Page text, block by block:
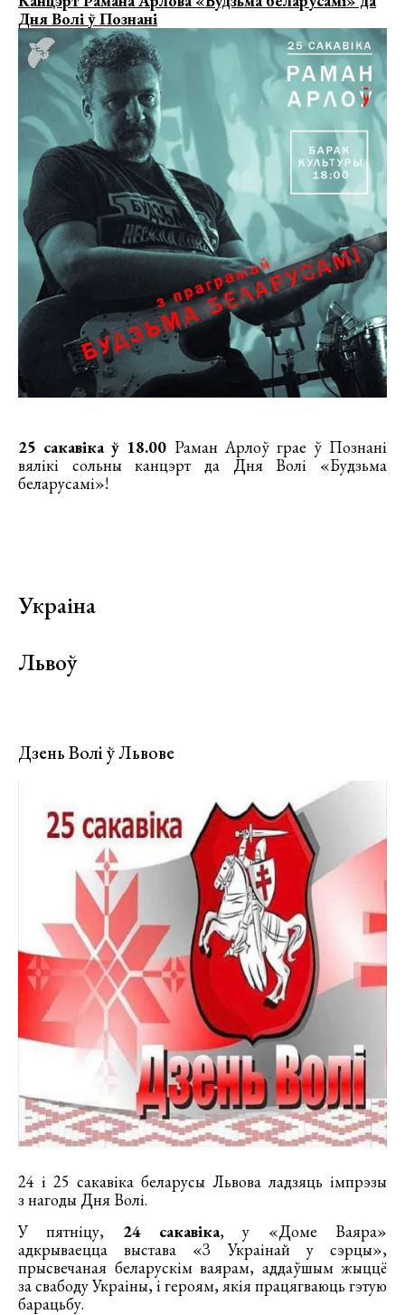
Дня Волі ў Познані
25 сакавіка ў 18.00 Раман Арлоў грае ў Познані
вялікі сольны канцэрт да Дня Волі «Будзьма
беларусамі»!
Украіна
Львоў
Дзень Волі ў Львове
24 і 25 сакавіка беларусы Львова ладзяць імпрэзы
з нагоды Дня Волі.
У пятніцу, 24 сакавіка, у «Доме Ваяра»
адкрываецца выстава «З Украінай у сэрцы»,
прысвечаная беларускім ваярам, аддаўшым жыццё
за свабоду Украіны, і героям, якія працягваюць гэтую
барацьбу.